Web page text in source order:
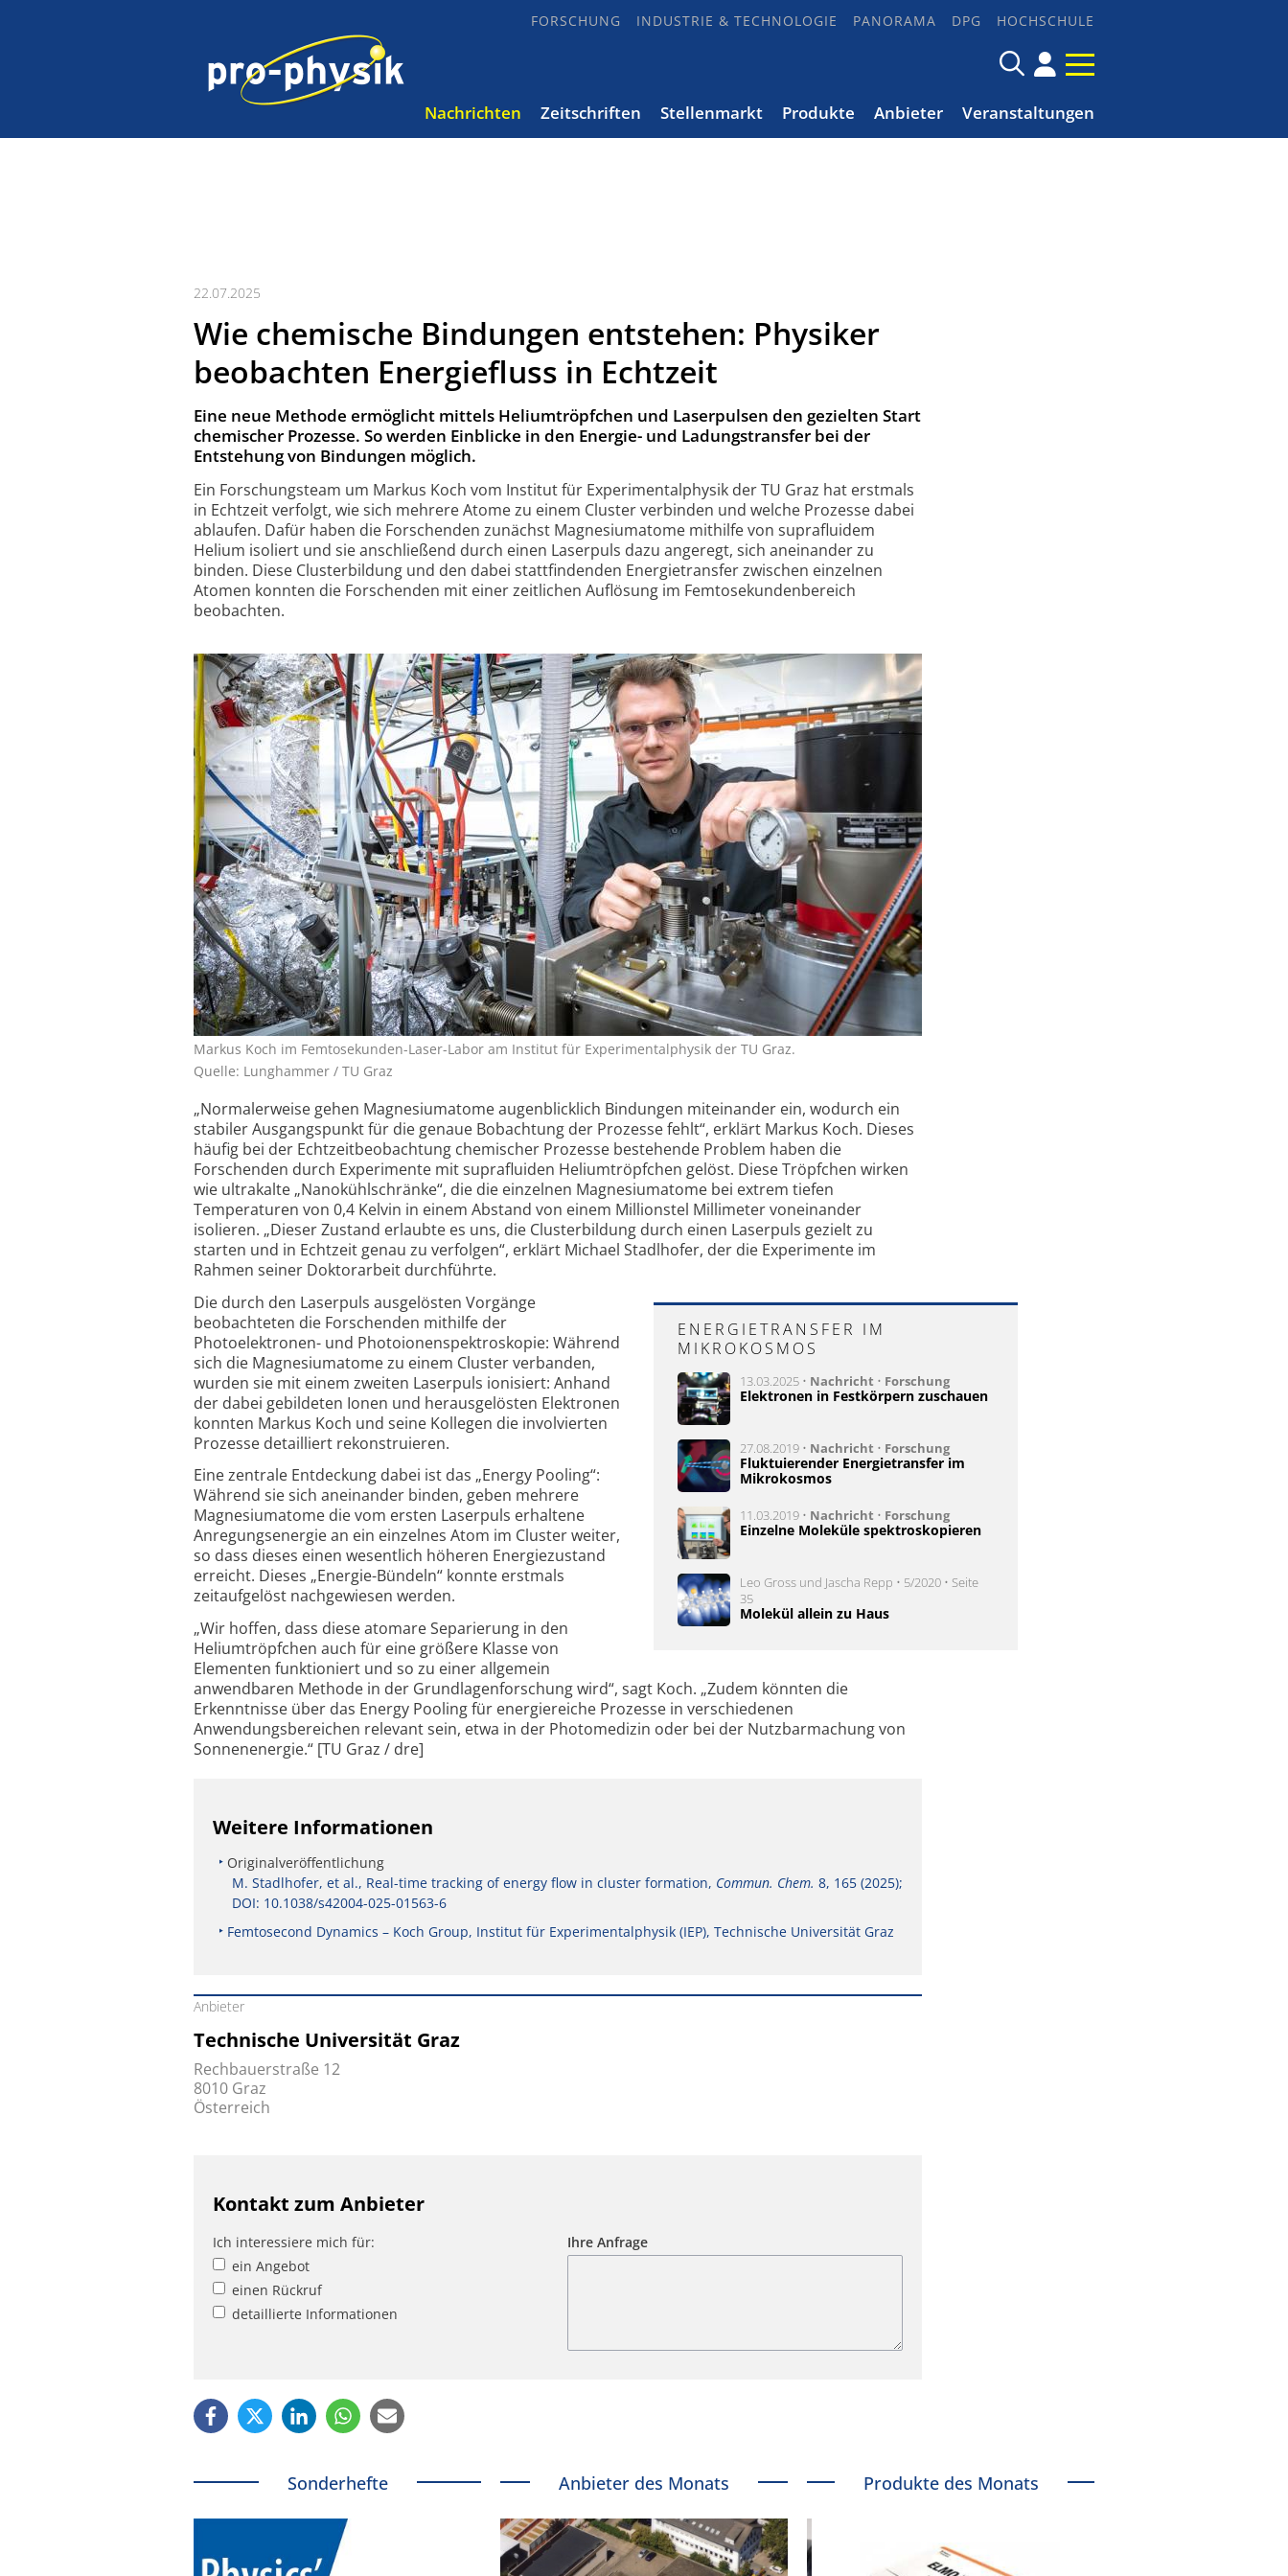
FORSCHUNG INDUSTRIE & TECHNOLOGIE PANORAMA DPG HOCHSCHULE
Nachrichten Zeitschriften Stellenmarkt Produkte Anbieter Veranstaltungen
22.07.2025
Wie chemische Bindungen entstehen: Physiker
beobachten Energiefluss in Echtzeit
Eine neue Methode ermöglicht mittels Heliumtröpfchen und Laserpulsen den gezielten Start
chemischer Prozesse. So werden Einblicke in den Energie- und Ladungstransfer bei der
Entstehung von Bindungen möglich.
Ein Forschungsteam um Markus Koch vom Institut für Experimentalphysik der TU Graz hat erstmals
in Echtzeit verfolgt, wie sich mehrere Atome zu einem Cluster verbinden und welche Prozesse dabei
ablaufen. Dafür haben die Forschenden zunächst Magnesiumatome mithilfe von suprafluidem
Helium isoliert und sie anschließend durch einen Laserpuls dazu angeregt, sich aneinander zu
binden. Diese Clusterbildung und den dabei stattfindenden Energietransfer zwischen einzelnen
Atomen konnten die Forschenden mit einer zeitlichen Auflösung im Femtosekundenbereich
beobachten.
Markus Koch im Femtosekunden-Laser-Labor am Institut für Experimentalphysik der TU Graz.
Quelle: Lunghammer / TU Graz
„Normalerweise gehen Magnesiumatome augenblicklich Bindungen miteinander ein, wodurch ein
stabiler Ausgangspunkt für die genaue Bobachtung der Prozesse fehlt“, erklärt Markus Koch. Dieses
häufig bei der Echtzeitbeobachtung chemischer Prozesse bestehende Problem haben die
Forschenden durch Experimente mit suprafluiden Heliumtröpfchen gelöst. Diese Tröpfchen wirken
wie ultrakalte „Nanokühlschränke“, die die einzelnen Magnesiumatome bei extrem tiefen
Temperaturen von 0,4 Kelvin in einem Abstand von einem Millionstel Millimeter voneinander
isolieren. „Dieser Zustand erlaubte es uns, die Clusterbildung durch einen Laserpuls gezielt zu
starten und in Echtzeit genau zu verfolgen“, erklärt Michael Stadlhofer, der die Experimente im
Rahmen seiner Doktorarbeit durchführte.
ENERGIETRANSFER IM
MIKROKOSMOS
13.03.2025 • Nachricht • Forschung
Elektronen in Festkörpern zuschauen
27.08.2019 • Nachricht • Forschung
Fluktuierender Energietransfer im
Mikrokosmos
11.03.2019 • Nachricht • Forschung
Einzelne Moleküle spektroskopieren
Leo Gross und Jascha Repp • 5/2020 • Seite
35
Molekül allein zu Haus
Die durch den Laserpuls ausgelösten Vorgänge
beobachteten die Forschenden mithilfe der
Photoelektronen- und Photoionenspektroskopie: Während
sich die Magnesiumatome zu einem Cluster verbanden,
wurden sie mit einem zweiten Laserpuls ionisiert: Anhand
der dabei gebildeten Ionen und herausgelösten Elektronen
konnten Markus Koch und seine Kollegen die involvierten
Prozesse detailliert rekonstruieren.
Eine zentrale Entdeckung dabei ist das „Energy Pooling“:
Während sie sich aneinander binden, geben mehrere
Magnesiumatome die vom ersten Laserpuls erhaltene
Anregungsenergie an ein einzelnes Atom im Cluster weiter,
so dass dieses einen wesentlich höheren Energiezustand
erreicht. Dieses „Energie-Bündeln“ konnte erstmals
zeitaufgelöst nachgewiesen werden.
„Wir hoffen, dass diese atomare Separierung in den
Heliumtröpfchen auch für eine größere Klasse von
Elementen funktioniert und so zu einer allgemein
anwendbaren Methode in der Grundlagenforschung wird“, sagt Koch. „Zudem könnten die
Erkenntnisse über das Energy Pooling für energiereiche Prozesse in verschiedenen
Anwendungsbereichen relevant sein, etwa in der Photomedizin oder bei der Nutzbarmachung von
Sonnenenergie.“ [TU Graz / dre]
Weitere Informationen
Originalveröffentlichung
M. Stadlhofer, et al., Real-time tracking of energy flow in cluster formation, Commun. Chem. 8, 165 (2025);
DOI: 10.1038/s42004-025-01563-6
Femtosecond Dynamics – Koch Group, Institut für Experimentalphysik (IEP), Technische Universität Graz
Anbieter
Technische Universität Graz
Rechbauerstraße 12
8010 Graz
Österreich
Kontakt zum Anbieter
Ich interessiere mich für:
ein Angebot
einen Rückruf
detaillierte Informationen
Ihre Anfrage
Sonderhefte Anbieter des Monats Produkte des Monats